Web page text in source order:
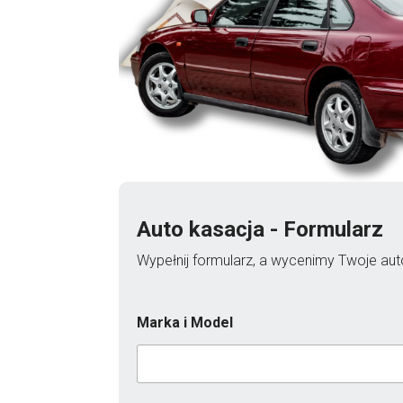
Auto kasacja - Formularz
Wypełnij formularz, a wycenimy Twoje
Marka i Model